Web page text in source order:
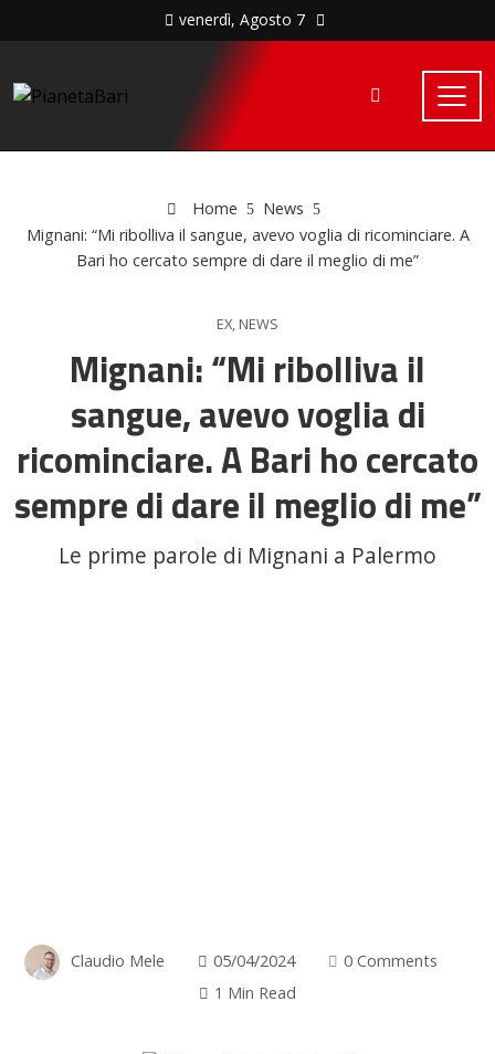
venerdì, Agosto 7
Home
News
Mignani: “Mi ribolliva il sangue, avevo voglia di ricominciare. A
Bari ho cercato sempre di dare il meglio di me”
EX, NEWS
Mignani: “Mi ribolliva il
sangue, avevo voglia di
ricominciare. A Bari ho cercato
sempre di dare il meglio di me”
Le prime parole di Mignani a Palermo
Claudio Mele 05/04/2024
0 Comments
1 Min Read